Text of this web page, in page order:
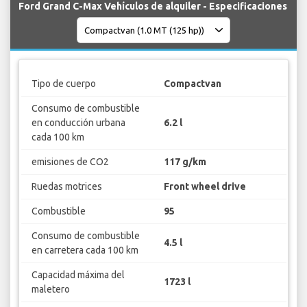
Ford Grand C-Max Vehículos de alquiler - Especificaciones
Tipo de cuerpo Compactvan
Consumo de combustible
en conducción urbana
cada 100 km
6.2 l
emisiones de CO2 117 g/km
Ruedas motrices Front wheel drive
Combustible 95
Consumo de combustible
en carretera cada 100 km
4.5 l
Capacidad máxima del
maletero
1723 l